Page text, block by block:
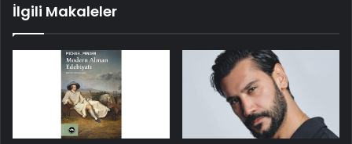
İlgili Makaleler